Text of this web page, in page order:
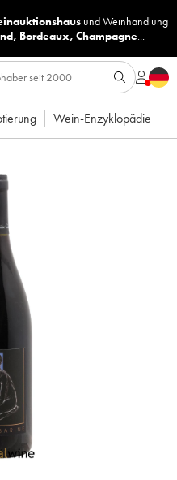
undWeinhandlung
, Bordeaux, Champagne...
Wein-Enzyklopädie